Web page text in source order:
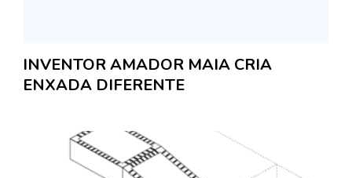
INVENTOR AMADOR MAIA CRIA
ENXADA DIFERENTE